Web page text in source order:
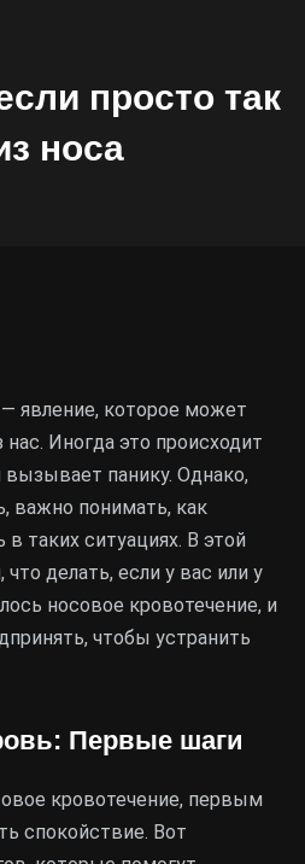
просто так
носа
явление, которое может
Иногда это происходит
панику. Однако,
важно понимать, как
таких ситуациях. В этой
делать, если у вас или у
носовое кровотечение, и
чтобы устранить
Первые шаги
кровотечение, первым
спокойствие. Вот